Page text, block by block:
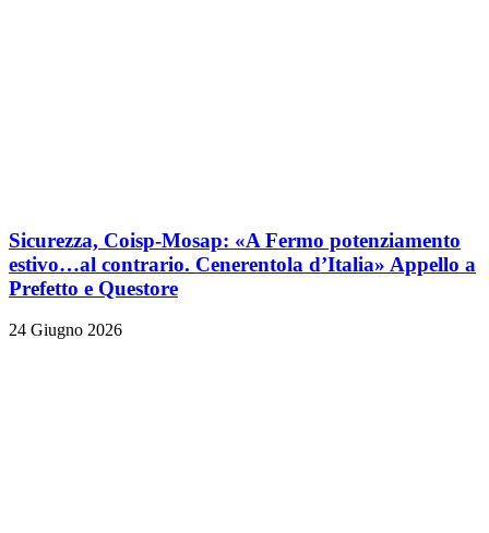
Sicurezza, Coisp-Mosap: «A Fermo potenziamento
estivo…al contrario. Cenerentola d’Italia» Appello a
Prefetto e Questore
24 Giugno 2026